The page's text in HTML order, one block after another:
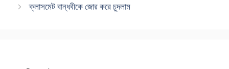
ক্লাসমেট বান্ধবীকে জোর করে চুদলাম